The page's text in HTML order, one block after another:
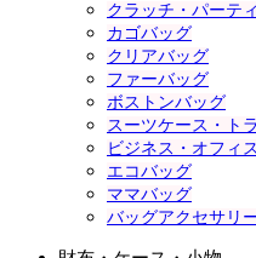
クラッチ・パーテ
カゴバッグ
クリアバッグ
ファーバッグ
ボストンバッグ
スーツケース・ト
ビジネス・オフィ
エコバッグ
ママバッグ
バッグアクセサリ